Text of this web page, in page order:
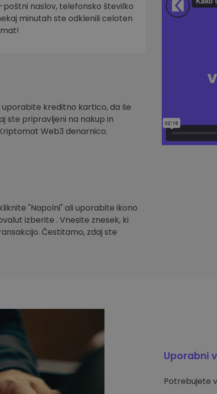
naslov, telefonsko številko
minutah ste odklenili celoten
kreditno kartico, da še
ste pripravljeni na nakup in
Web3 denarnico.
"Napolni" ali uporabite ikono
izberite . Vnesite znesek, ki
Čestitamo, zdaj ste
Uporabni
Potrebujete